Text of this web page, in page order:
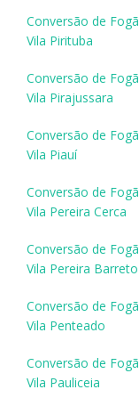
Conversão de
Vila Pirituba
Conversão de
Vila Pirajussara
Conversão de
Vila Piauí
Conversão de
Vila Pereira Cerca
Conversão de
Vila Pereira Barreto
Conversão de
Vila Penteado
Conversão de
Vila Pauliceia